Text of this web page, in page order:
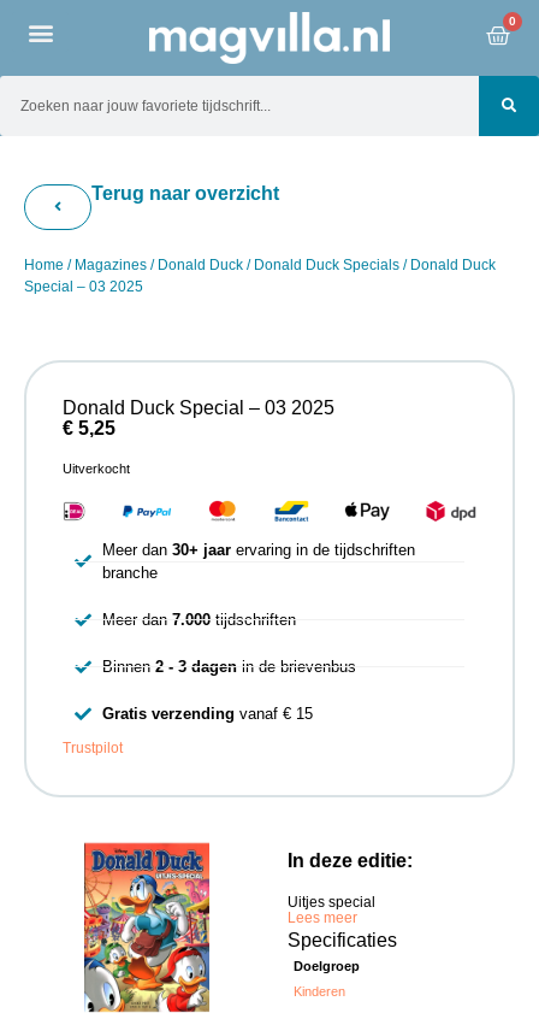
0
Terug naar overzicht
Home / Magazines / Donald Duck / Donald Duck Specials / Donald Duck
Special – 03 2025
In deze editie:
Uitjes special
Lees meer
Specificaties
Doelgroep
Kinderen
Donald Duck Special – 03 2025
€ 5,25
Uitverkocht
Meer dan 30+ jaarervaring in de tijdschriften
branche
Meer dan 7.000tijdschriften
Binnen 2 - 3 dagenin de brievenbus
Gratis verzending vanaf € 15
Trustpilot